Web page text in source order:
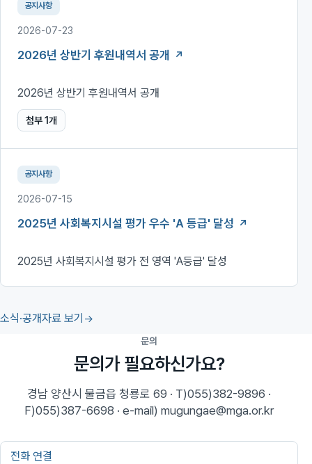
공지사항
2026-07-23
2026년 상반기 후원내역서 공개
2026년 상반기 후원내역서 공개
첨부1개
공지사항
2026-07-15
2025년 사회복지시설 평가 우수 'A 등급' 달성
2025년 사회복지시설 평가 전 영역 'A등급' 달성
소식·공개자료 보기
문의
문의가 필요하신가요?
경남 양산시 물금읍 청룡로 69 · T)055)382-9896 ·
F)055)387-6698 · e-mail) mugungae@mga.or.kr
전화 연결